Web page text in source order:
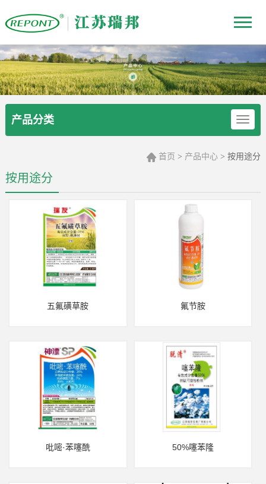
产品分类
首页 > 产品中心 > 按用途分
按用途分
五氟磺草胺 氟节胺
吡嘧·苯噻酰 50%噻苯隆